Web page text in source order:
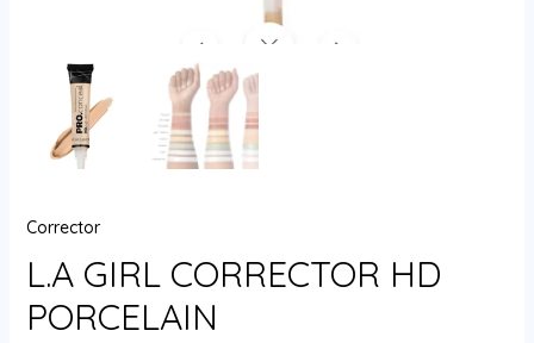
Corrector
L.A GIRL CORRECTOR HD
PORCELAIN